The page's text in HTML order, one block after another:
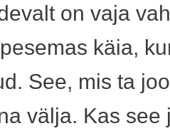
on vaja
käia,
See, mis ta
välja. Kas see